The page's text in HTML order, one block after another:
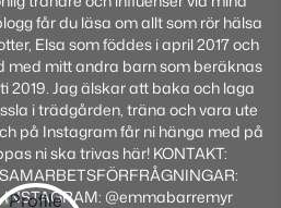
får du läsa om allt som rör hälsa
Elsa som föddes i april 2017 och
med mitt andra barn som beräknas
2019. Jag älskar att baka och laga
i trädgården, träna och vara ute
på Instagram får ni hänga med på
ni ska trivas här! KONTAKT:
@emmabarremyr